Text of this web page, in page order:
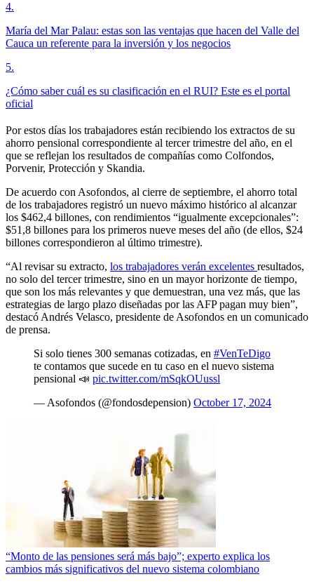
4.
María del Mar Palau: estas son las ventajas que hacen del Valle del
Cauca un referente para la inversión y los negocios
5.
¿Cómo saber cuál es su clasificación en el RUI? Este es el portal
oficial
Por estos días los trabajadores están recibiendo los extractos de su
ahorro pensional correspondiente al tercer trimestre del año, en el
que se reflejan los resultados de compañías como Colfondos,
Porvenir, Protección y Skandia.
De acuerdo con Asofondos, al cierre de septiembre, el ahorro total
de los trabajadores registró un nuevo máximo histórico al alcanzar
los $462,4 billones, con rendimientos “igualmente excepcionales”:
$51,8 billones para los primeros nueve meses del año (de ellos, $24
billones correspondieron al último trimestre).
“Al revisar su extracto, los trabajadores verán excelentes resultados,
no solo del tercer trimestre, sino en un mayor horizonte de tiempo,
que son los más relevantes y que demuestran, una vez más, que las
estrategias de largo plazo diseñadas por las AFP pagan muy bien”,
destacó Andrés Velasco, presidente de Asofondos en un comunicado
de prensa.
Si solo tienes 300 semanas cotizadas, en #VenTeDigo
te contamos que sucede en tu caso en el nuevo sistema
pensional 📣 pic.twitter.com/mSqkOUussl
— Asofondos (@fondosdepension) October 17, 2024
“Monto de las pensiones será más bajo”; experto explica los
cambios más significativos del nuevo sistema colombiano